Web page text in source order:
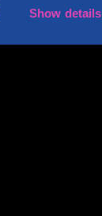
Show details